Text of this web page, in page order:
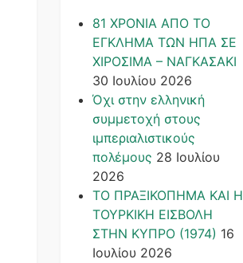
81 ΧΡΟΝΙΑ ΑΠΟ ΤΟ
ΕΓΚΛΗΜΑ ΤΩΝ ΗΠΑ ΣΕ
ΧΙΡΟΣΙΜΑ – ΝΑΓΚΑΣΑΚΙ
30 Ιουλίου 2026
Όχι στην ελληνική
συμμετοχή στους
ιμπεριαλιστικούς
πολέμους 28 Ιουλίου
2026
ΤΟ ΠΡΑΞΙΚΟΠΗΜΑ ΚΑΙ H
ΤΟΥΡΚΙΚΗ ΕΙΣΒΟΛΗ
ΣΤΗΝ ΚΥΠΡΟ (1974) 16
Ιουλίου 2026